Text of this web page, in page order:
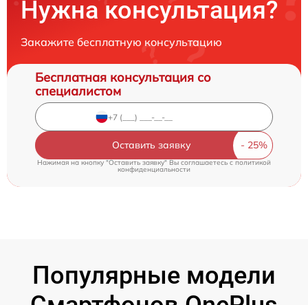
Нужна консультация?
Закажите бесплатную консультацию
Бесплатная консультация со
специалистом
Оставить заявку
Нажимая на кнопку "Оставить заявку" Вы соглашаетесь c политикой
конфиденциальности
Популярные модели